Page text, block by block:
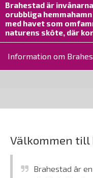
Brahestad är
orubbliga
med havet som
naturens sköte, där
Information om
Välkommen till
Brahestad är